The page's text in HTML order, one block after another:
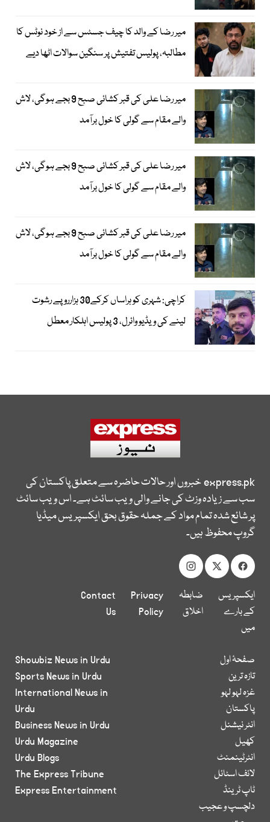
میر رضا کے والد کا چیف جسٹس سے از خود نوٹس کا
مطالبہ، پولیس تفتیش پر سنگین سوالات اٹھا دیے
میر رضا علی کی قبر کشائی صبح 9 بجے ہوگی، لاش
والے مقام سے گولی کا خول برآمد
میر رضا علی کی قبر کشائی صبح 9 بجے ہوگی، لاش
والے مقام سے گولی کا خول برآمد
میر رضا علی کی قبر کشائی صبح 9 بجے ہوگی، لاش
والے مقام سے گولی کا خول برآمد
کراچی: شہری کو ہراساں کرکے30 ہزارروپے رشوت
لینے کی ویڈیو وائرل، 3 پولیس اہلکار معطل
express.pkخبروں اور حالات حاضرہ سے متعلق پاکستان کی
سب سے زیادہ وزٹ کی جانے والی ویب سائٹ ہے۔ اس ویب سائٹ
پر شائع شدہ تمام مواد کے جملہ حقوق بحق ایکسپریس میڈیا
گروپ محفوظ ہیں۔
ایکسپریس
کے بارے
میں
ضابطہ
اخلاق
Privacy
Policy
Contact
Us
صفحۂ اول
تازہ ترین
غزہ لہو لہو
پاکستان
انٹر نیشنل
کھیل
انٹرٹینمنٹ
لائف اسٹائل
ٹاپ ٹرینڈ
دلچسپ و عجیب
Showbiz News in Urdu
Sports News in Urdu
International News in
Urdu
Business News in Urdu
Urdu Magazine
Urdu Blogs
The Express Tribune
Express Entertainment